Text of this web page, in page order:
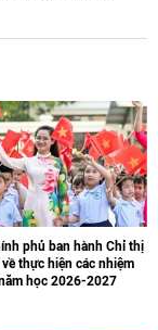
phủ ban hành Chỉ thị
thực hiện các nhiệm
học 2026-2027